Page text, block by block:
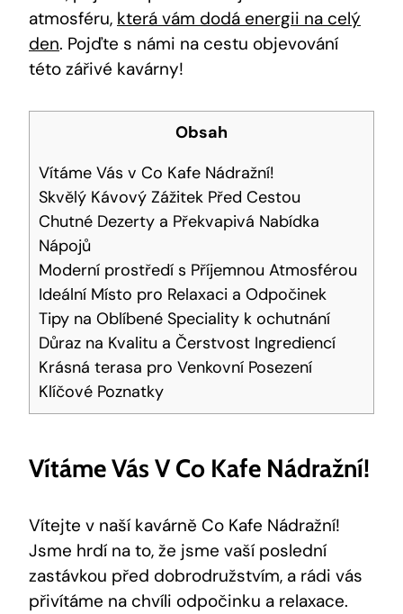
atmosféru, která vám dodá energii na celý
den. Pojďte s námi na cestu objevování
této zářivé kavárny!
Obsah
Vítáme Vás v Co Kafe Nádražní!
Skvělý Kávový Zážitek Před Cestou
Chutné Dezerty a Překvapivá Nabídka
Nápojů
Moderní prostředí s Příjemnou Atmosférou
Ideální Místo pro Relaxaci a Odpočinek
Tipy na Oblíbené Speciality k ochutnání
Důraz na Kvalitu a Čerstvost Ingrediencí
Krásná terasa pro Venkovní Posezení
Klíčové Poznatky
Vítáme Vás V Co Kafe Nádražní!
Vítejte v naší kavárně Co Kafe Nádražní!
Jsme hrdí na to, že jsme vaší poslední
zastávkou před dobrodružstvím, a rádi vás
přivítáme na chvíli odpočinku a relaxace.